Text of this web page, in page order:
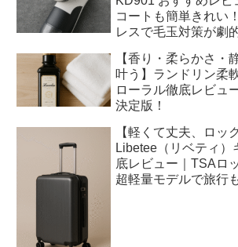
コートも簡単きれい
レスで毛玉対策が劇
【香り・柔らかさ・
叶う】ランドリン柔
ローラル徹底レビュ
決定版！
【軽くて丈夫、ロッ
Libetee（リベティ）
底レビュー｜TSAロ
超軽量モデルで旅行